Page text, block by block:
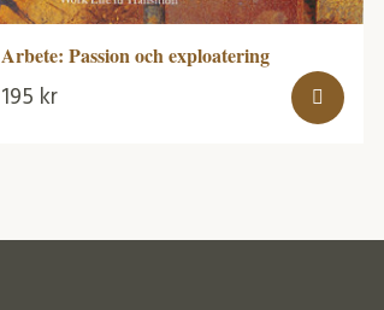
Arbete: Passion och exploatering
195 kr